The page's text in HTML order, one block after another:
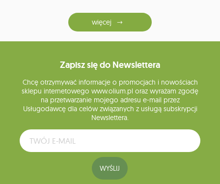
więcej
Zapisz się do Newslettera
Chcę otrzymywać informacje o promocjach i nowościach
sklepu internetowego www.olium.pl oraz wyrażam zgodę
na przetwarzanie mojego adresu e-mail przez
Usługodawcę dla celów związanych z usługą subskrypcji
Newslettera.
WYŚLIJ